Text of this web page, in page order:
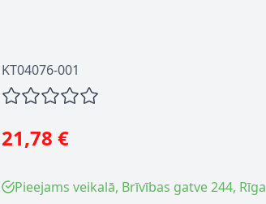
KT04076-001
21,78 €
Pieejams veikalā, Brīvības gatve 244, Rīga